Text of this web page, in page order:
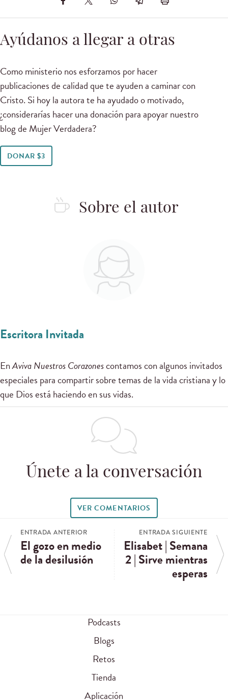
Ayúdanos a llegar a otras
Como ministerio nos esforzamos por hacer
publicaciones de calidad que te ayuden a caminar con
Cristo. Si hoy la autora te ha ayudado o motivado,
¿considerarías hacer una donación para apoyar nuestro
blog de Mujer Verdadera?
DONAR $3
Sobre el autor
Escritora Invitada
EnAviva Nuestros Corazonescontamos con algunos invitados
especiales para compartir sobre temas de la vida cristiana y lo
que Dios está haciendo en sus vidas.
Únete a la conversación
VER COMENTARIOS
ENTRADA ANTERIOR
El gozo en medio
de la desilusión
ENTRADA SIGUIENTE
Elisabet | Semana
2 | Sirve mientras
esperas
Podcasts
Blogs
Retos
Tienda
Aplicación